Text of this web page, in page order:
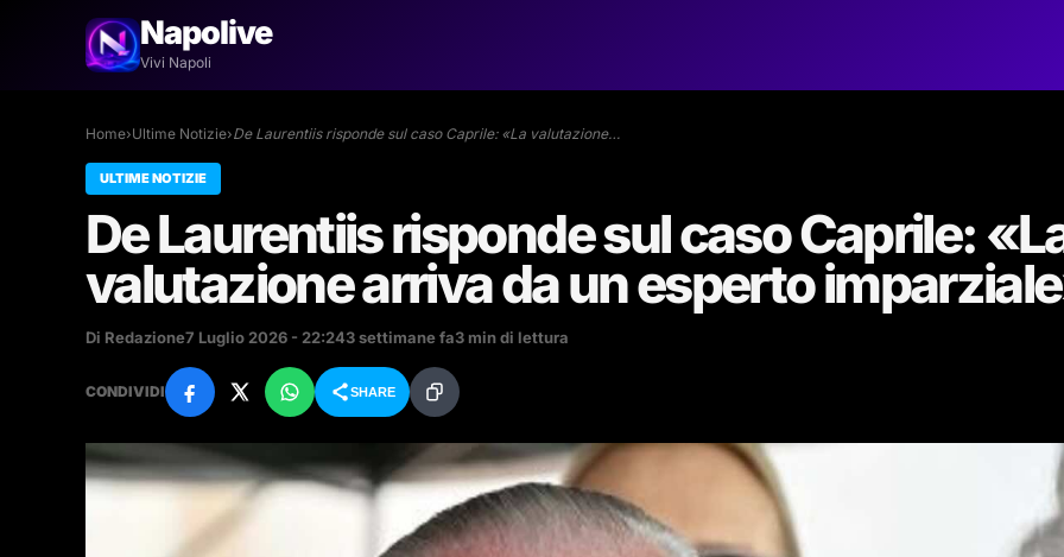
Napolive
Vivi Napoli
Home›Ultime Notizie›De Laurentiis risponde sul caso Caprile: «La valutazione…
ULTIME NOTIZIE
De Laurentiis risponde sul caso Caprile:
valutazione arriva da un esperto
Di Redazione7 Luglio 2026 - 22:243 settimane fa3 min di lettura
CONDIVIDI SHARE